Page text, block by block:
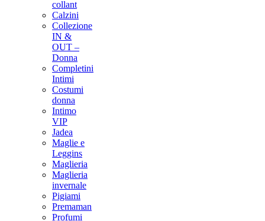
collant
Calzini
Collezione
IN &
OUT –
Donna
Completini
Intimi
Costumi
donna
Intimo
VIP
Jadea
Maglie e
Leggins
Maglieria
Maglieria
invernale
Pigiami
Premaman
Profumi